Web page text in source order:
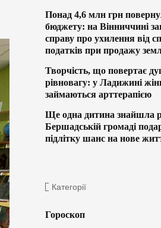
Понад 4,6 млн грн
бюджету: на Вінниччині
справу про ухилення від
податків при продажу
Творчість, що повертає
рівновагу: у Ладижині
займаються арттерапією
Ще одна дитина знайшла
Бершадській громаді
підлітку шанс на нове
Категорії
Гороскоп